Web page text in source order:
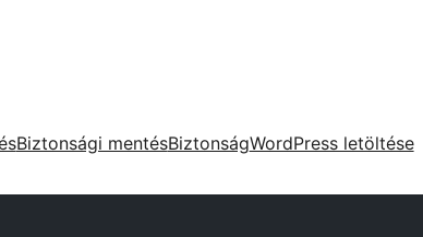
Biztonsági mentésBiztonságWordPress letöltése